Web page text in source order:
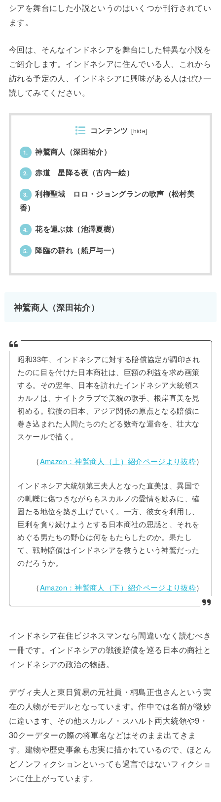
シアを舞台にした小説というのはいくつか刊行されてい
ます。
今回は、そんなインドネシアを舞台にした特異な小説を
ご紹介します。インドネシアに住んでいる人、これから
訪れる予定の人、インドネシアに興味がある人はぜひ一
読してみてください。
コンテンツ [hide]
1. 神鷲商人（深田祐介）
2. 赤道 星降る夜（古内一絵）
3.
利権聖域 ロロ・ジョングランの歌声（松村美
香）
4. 花を運ぶ妹（池澤夏樹）
5. 降臨の群れ（船戸与一）
神鷲商人（深田祐介）
昭和33年、インドネシアに対する賠償協定が調印され
たのに目を付けた日本商社は、巨額の利益を求め画策
する。その翌年、日本を訪れたインドネシア大統領ス
カルノは、ナイトクラブで美貌の歌手、根岸直美を見
初める。戦後の日本、アジア関係の原点となる賠償に
巻き込まれた人間たちのたどる数奇な運命を、壮大な
スケールで描く。
（Amazon：神鷲商人（上）紹介ページより抜粋）
インドネシア大統領第三夫人となった直美は、異国で
の軋轢に傷つきながらもスカルノの愛情を励みに、確
固たる地位を築き上げていく。一方、彼女を利用し、
巨利を貪り続けようとする日本商社の思惑と、それを
めぐる男たちの野心は何をもたらしたのか。果たし
て、戦時賠償はインドネシアを救うという神鷲だった
のだろうか。
（Amazon：神鷲商人（下）紹介ページより抜粋）
インドネシア在住ビジネスマンなら間違いなく読むべき
一冊です。インドネシアの戦後賠償を巡る日本の商社と
インドネシアの政治の物語。
デヴィ夫人と東日貿易の元社員・桐島正也さんという実
在の人物がモデルとなっています。作中では名前が微妙
に違います、その他スカルノ・スハルト両大統領や9・
30クーデターの際の将軍名などはそのまま出てきま
す。建物や歴史事象も忠実に描かれているので、ほとん
どノンフィクションといっても過言ではないフィクショ
ンに仕上がっています。